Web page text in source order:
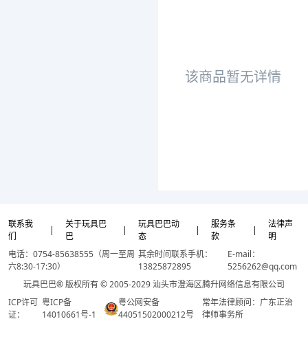
该商品暂无详情
联系我
们
|
关于玩具巴
巴
|
玩具巴巴动
态
|
服务条
款
|
法律声
明
电话：0754-85638555（周一至周
六8:30-17:30）
其余时间联系手机：
13825872895
E-mail：
5256262@qq.com
玩具巴巴® 版权所有 © 2005-2029 汕头市澄海区腾升网络信息有限公司
ICP许可
证：
粤ICP备
14010661号-1
粤公网安备
44051502000212号
常年法律顾问：广东正治
律师事务所